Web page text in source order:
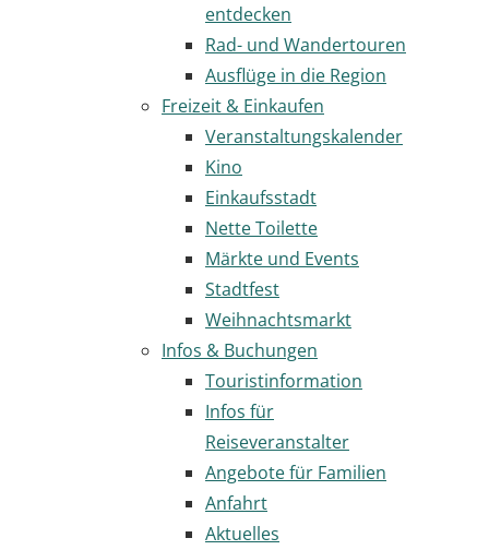
entdecken
Rad- und Wandertouren
Ausflüge in die Region
Freizeit & Einkaufen
Veranstaltungskalender
Kino
Einkaufsstadt
Nette Toilette
Märkte und Events
Stadtfest
Weihnachtsmarkt
Infos & Buchungen
Touristinformation
Infos für
Reiseveranstalter
Angebote für Familien
Anfahrt
Aktuelles